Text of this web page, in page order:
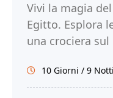
Vivi la magia
Egitto. Esplora
una crociera
subito!
10 Giorni / 9 Notti